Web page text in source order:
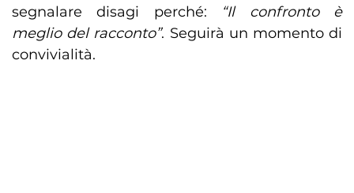
segnalare disagi perché:
“Il confronto è
meglio del racconto”. Seguirà un momento di
convivialità.